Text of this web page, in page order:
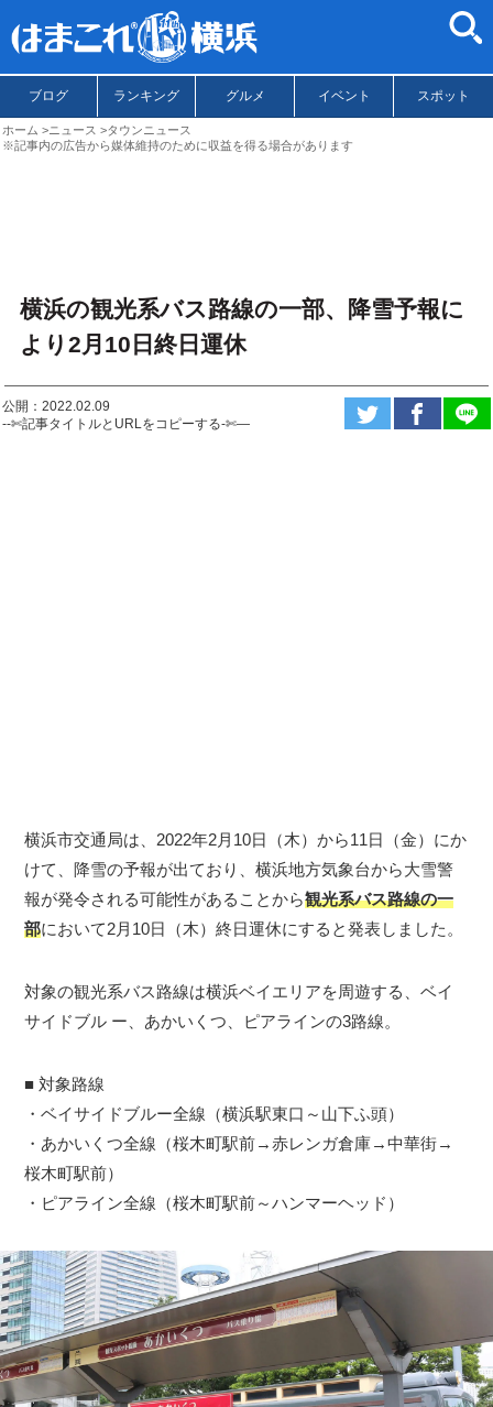
ブログ ランキング グルメ イベント スポット
ホーム ニュース
タウンニュース
※記事内の広告から媒体維持のために収益を得る場合があります
横浜の観光系バス路線の一部、降雪予報に
より2月10日終日運休
公開：2022.02.09
--✄記事タイトルとURLをコピーする-✄—
横浜市交通局は、2022年2月10日（木）から11日（金）にか
けて、降雪の予報が出ており、横浜地方気象台から大雪警
報が発令される可能性があることから観光系バス路線の一
部において2月10日（木）終日運休にすると発表しました。
対象の観光系バス路線は横浜ベイエリアを周遊する、ベイ
サイドブル ー、あかいくつ、ピアラインの3路線。
■ 対象路線
・ベイサイドブルー全線（横浜駅東口～山下ふ頭）
・あかいくつ全線（桜木町駅前→赤レンガ倉庫→中華街→
桜木町駅前）
・ピアライン全線（桜木町駅前～ハンマーヘッド）